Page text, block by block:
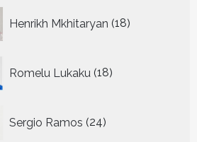
Henrikh Mkhitaryan 18
producten
Romelu Lukaku 18
producten
Sergio Ramos 24
producten